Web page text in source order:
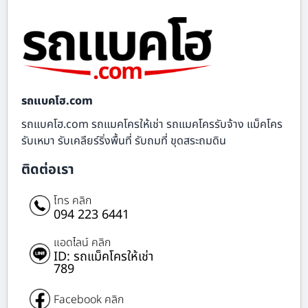
รถแบคโฮ.com
รถแบคโฮ.com รถแมคโครให้เช่า รถแมคโครรับจ้าง แม็คโคร
รับเหมา รับเคลียร์ริ่งพื้นที่ รับถมที่ ขุดสระถมดิน
ติดต่อเรา
โทร คลิก
094 223 6441
แอดไลน์ คลิก
ID: รถแม็คโครให้เช่า
789
Facebook คลิก